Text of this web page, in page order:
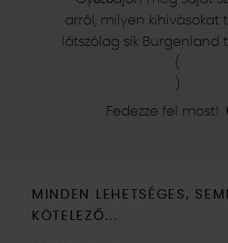
arról, milyen kihívásokat
látszólag sík Burgenland
(
)
Fedezze fel most!
MINDEN LEHETSÉGES,
KÖTELEZŐ...